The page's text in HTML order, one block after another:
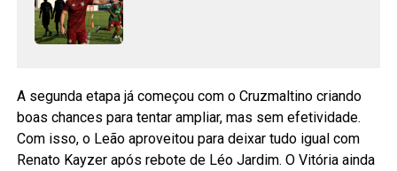
A segunda etapa já começou com o Cruzmaltino criando
boas chances para tentar ampliar, mas sem efetividade.
Com isso, o Leão aproveitou para deixar tudo igual com
Renato Kayzer após rebote de Léo Jardim. O Vitória ainda